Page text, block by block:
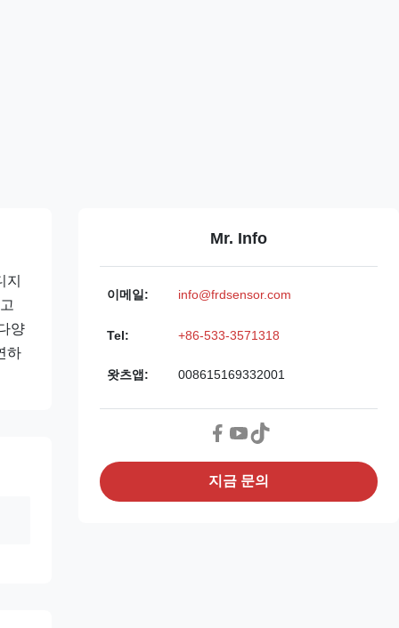
양
하
Mr. Info
이메일: info@frdsensor.com
Tel: +86-533-3571318
왓츠앱: 008615169332001
지금 문의